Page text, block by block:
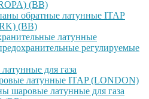
(ВВ)
обратные латунные ITAP
(ВВ)
латунные
регулируемые
для газа
латунные ITAP (LONDON)
шаровые латунные для газа